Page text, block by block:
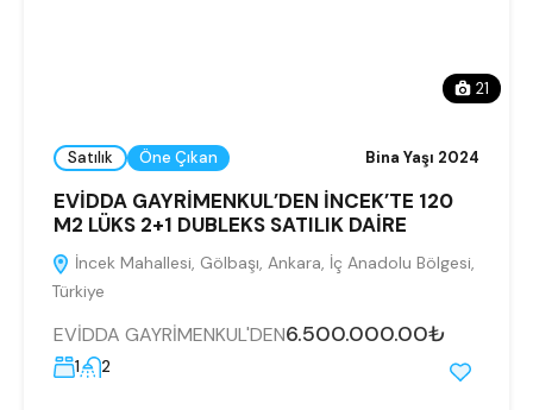
21
Satılık Öne Çıkan Bina Yaşı 2024
EVİDDA GAYRİMENKUL’DEN İNCEK’TE 120
M2 LÜKS 2+1 DUBLEKS SATILIK DAİRE
İncek Mahallesi, Gölbaşı, Ankara, İç Anadolu Bölgesi,
Türkiye
EVİDDA GAYRİMENKUL'DEN6.500.000.00₺
1 2